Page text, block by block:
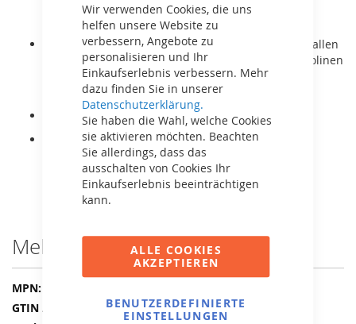
Wir verwenden Cookies, die uns
helfen unsere Website zu
verbessern, Angebote zu
personalisieren und Ihr
Einkaufserlebnis verbessern. Mehr
dazu finden Sie in unserer
Datenschutzerklärung.
Sie haben die Wahl, welche Cookies
sie aktivieren möchten. Beachten
Sie allerdings, dass das
ausschalten von Cookies Ihr
Einkaufserlebnis beeinträchtigen
kann.
ALLE COOKIES
AKZEPTIEREN
BENUTZERDEFINIERTE
EINSTELLUNGEN
Passend für das BERG Sicherheitsnetz Deluxe von allen
Regular und InGround Champion und Elite Trampolinen
mit Rundrohrrahmen ab Baujahr 2015.
(270/330/380/480, Grand 350/470/520, Ultim 330)
Original BERG Ersatzteil!
Es handelt sich lediglich um ein oberes Rohr.
Mehr Informationen
Mehr
Informationen
8715839075045